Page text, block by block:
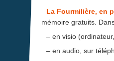
La Fourmilière, en
mémoire gratuits.
– en visio
– en audio, sur